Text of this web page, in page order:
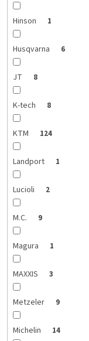
Hinson 1
Husqvarna 6
JT 8
K-tech 8
KTM 124
Landport 1
Lucioli 2
M.C. 9
Magura 1
MAXXIS 3
Metzeler 9
Michelin 14